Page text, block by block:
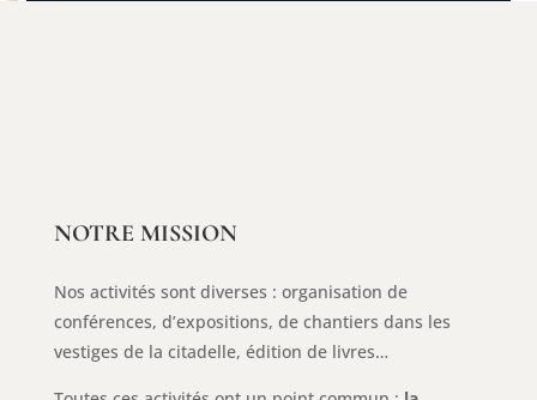
NOTRE MISSION
Nos activités sont diverses : organisation de
conférences, d’expositions, de chantiers dans les
vestiges de la citadelle, édition de livres…